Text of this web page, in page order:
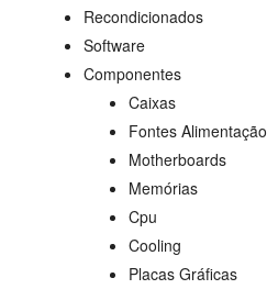
Recondicionados
Software
Componentes
Caixas
Fontes Alimentação
Motherboards
Memórias
Cpu
Cooling
Placas Gráficas